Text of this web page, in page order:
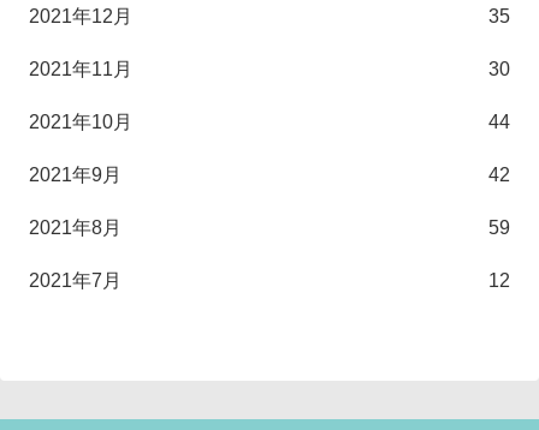
2021年12月 35
2021年11月 30
2021年10月 44
2021年9月 42
2021年8月 59
2021年7月 12